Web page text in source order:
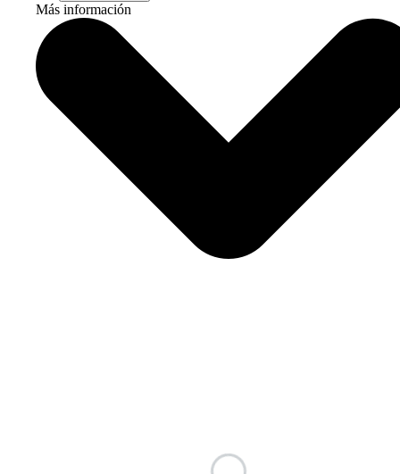
Más información